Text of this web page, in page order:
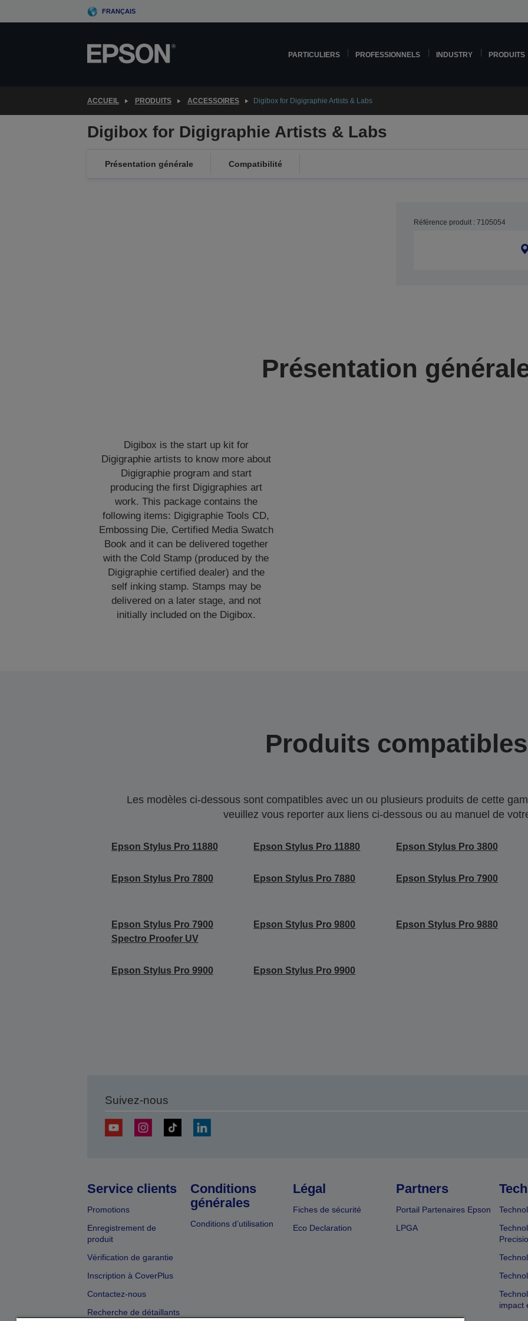
to
FRANÇAIS
PARTICULIERS PROFESSIONNELS INDUSTRY PRODUITS
ACCUEIL PRODUITS ACCESSOIRES Digibox for Digigraphie Artists & Labs
Digibox for Digigraphie Artists & Labs
Présentation générale Compatibilité
Référence produit : 7105054
Présentation
Digibox is the start up kit for
Digigraphie artists to know more about
Digigraphie program and start
producing the first Digigraphies art
work. This package contains the
following items: Digigraphie Tools CD,
Embossing Die, Certified Media Swatch
Book and it can be delivered together
with the Cold Stamp (produced by the
Digigraphie certified dealer) and the
self inking stamp. Stamps may be
delivered on a later stage, and not
initially included on the Digibox.
Produits compatibles
Les modèles ci-dessous sont compatibles avec un ou plusieurs produits de cette
veuillez vous reporter aux liens ci-dessous ou au manuel de
Epson Stylus Pro 11880 Epson Stylus Pro 11880 Epson Stylus Pro 3800
Epson Stylus Pro 7800 Epson Stylus Pro 7880 Epson Stylus Pro 7900
Epson Stylus Pro 7900
Spectro Proofer UV
Epson Stylus Pro 9800 Epson Stylus Pro 9880
Epson Stylus Pro 9900 Epson Stylus Pro 9900
Suivez-nous
Service clients
Promotions
Enregistrement de
produit
Vérification de garantie
Inscription à CoverPlus
Contactez-nous
Recherche de détaillants
Conditions
générales
Conditions d’utilisation
Légal
Fiches de sécurité
Eco Declaration
Partners
Portail Partenaires Epson
LPGA
impact